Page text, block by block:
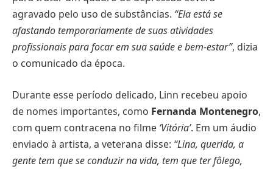
agravado pelo uso de substâncias. “Ela está se
afastando temporariamente de suas atividades
profissionais para focar em sua saúde e bem-estar”, dizia
o comunicado da época.
Durante esse período delicado, Linn recebeu apoio
de nomes importantes, como Fernanda Montenegro,
com quem contracena no filme ‘Vitória’. Em um áudio
enviado à artista, a veterana disse: “Lina, querida, a
gente tem que se conduzir na vida, tem que ter fôlego,